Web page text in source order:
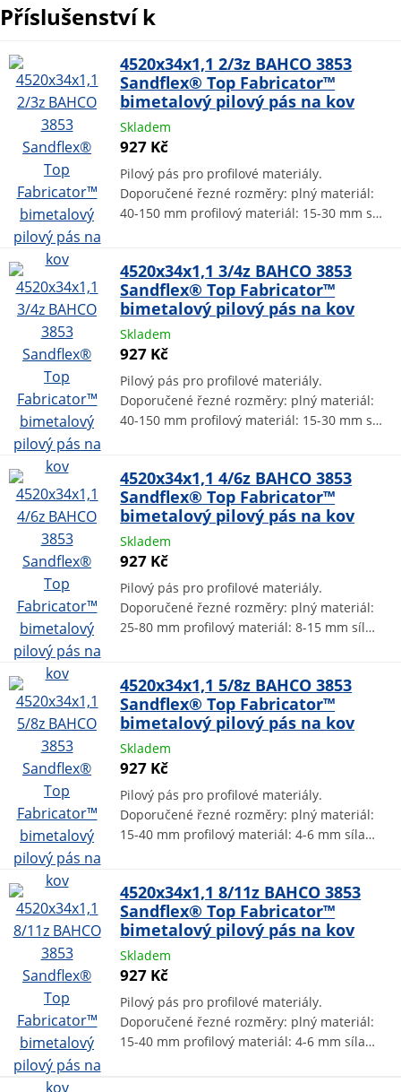
Příslušenství k
4520x34x1,1 2/3z BAHCO 3853
Sandflex® Top Fabricator™
bimetalový pilový pás na kov
Skladem
927 Kč
Pilový pás pro profilové materiály.
Doporučené řezné rozměry: plný materiál:
40-150 mm profilový materiál: 15-30 mm s…
4520x34x1,1 3/4z BAHCO 3853
Sandflex® Top Fabricator™
bimetalový pilový pás na kov
Skladem
927 Kč
Pilový pás pro profilové materiály.
Doporučené řezné rozměry: plný materiál:
40-150 mm profilový materiál: 15-30 mm s…
4520x34x1,1 4/6z BAHCO 3853
Sandflex® Top Fabricator™
bimetalový pilový pás na kov
Skladem
927 Kč
Pilový pás pro profilové materiály.
Doporučené řezné rozměry: plný materiál:
25-80 mm profilový materiál: 8-15 mm síl…
4520x34x1,1 5/8z BAHCO 3853
Sandflex® Top Fabricator™
bimetalový pilový pás na kov
Skladem
927 Kč
Pilový pás pro profilové materiály.
Doporučené řezné rozměry: plný materiál:
15-40 mm profilový materiál: 4-6 mm síla…
4520x34x1,1 8/11z BAHCO 3853
Sandflex® Top Fabricator™
bimetalový pilový pás na kov
Skladem
927 Kč
Pilový pás pro profilové materiály.
Doporučené řezné rozměry: plný materiál:
15-40 mm profilový materiál: 4-6 mm síla…